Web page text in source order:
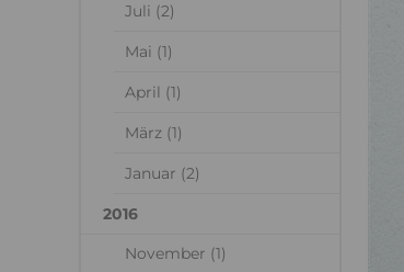
Juli (2)
Mai (1)
April (1)
März (1)
Januar (2)
2016
November (1)